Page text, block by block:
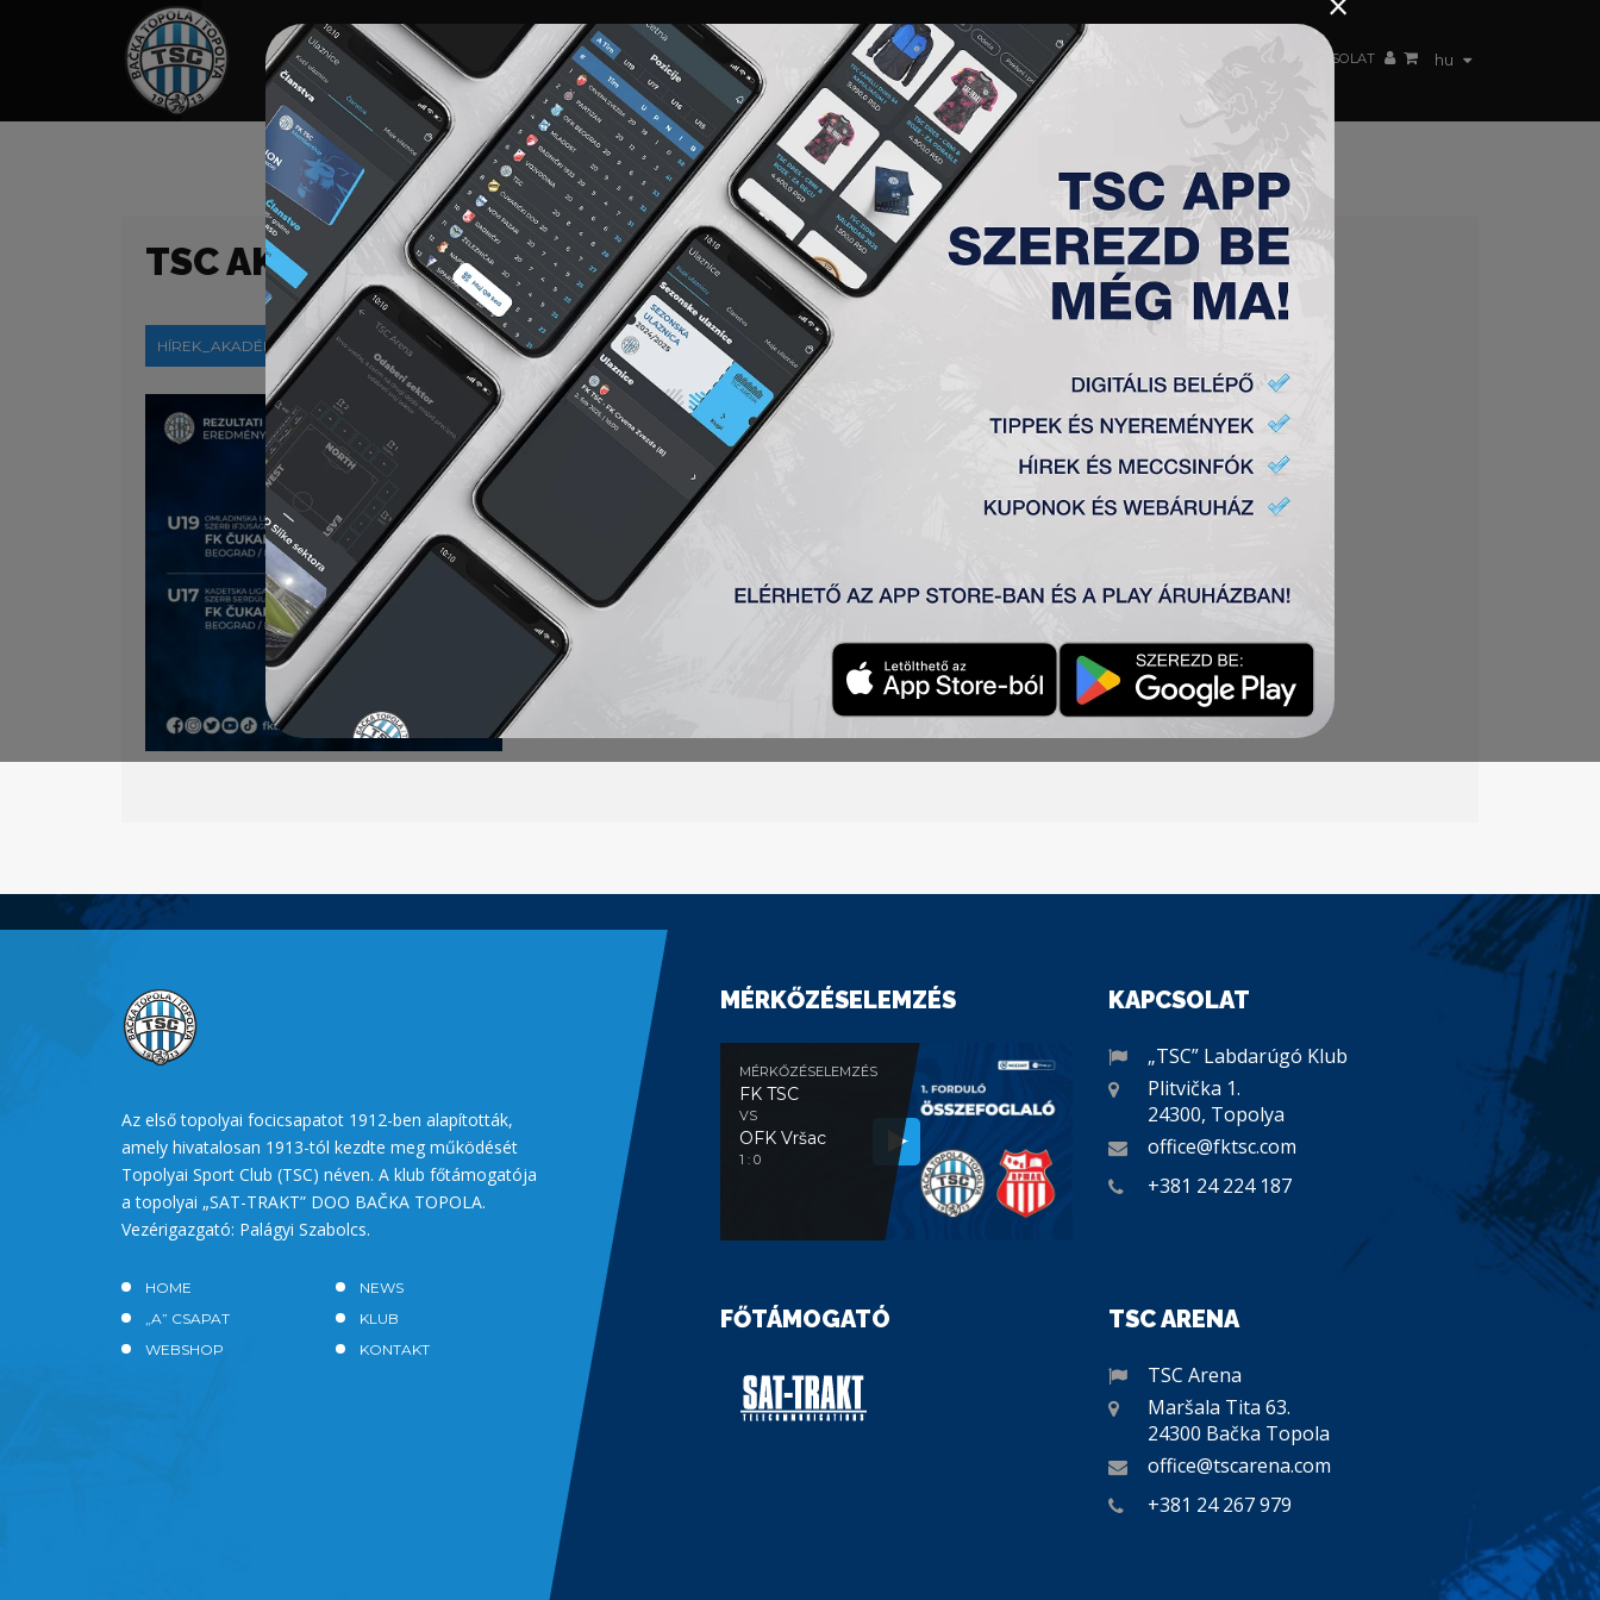
hu
HOME TÁMOGATÓK NEWS GALÉRIA „A” CSAPAT TAGSÁG JEGYEK AKKREDITÁCIÓ KLUB AKADÉMIA NŐI CSAPAT KAPCSOLAT
TSC AKADÉMIA – HÉTKÖZI EREDMÉNYEK 2021.4.28.
HÍREK_AKADÉMIA 2021-04-28
Az első topolyai focicsapatot 1912-ben alapították,
amely hivatalosan 1913-tól kezdte meg működését
Topolyai Sport Club (TSC) néven. A klub főtámogatója
a topolyai „SAT-TRAKT” DOO BAČKA TOPOLA.
Vezérigazgató: Palágyi Szabolcs.
HOME
NEWS
„A” CSAPAT
KLUB
WEBSHOP
KONTAKT
MÉRKŐZÉSELEMZÉS
MÉRKŐZÉSELEMZÉS
FK TSC
VS
OFK Vršac
1 : 0
KAPCSOLAT
„TSC” Labdarúgó Klub
Plitvička 1.
24300, Topolya
office@fktsc.com
+381 24 224 187
FŐTÁMOGATÓ TSC ARENA
TSC Arena
Maršala Tita 63.
24300 Bačka Topola
office@tscarena.com
+381 24 267 979